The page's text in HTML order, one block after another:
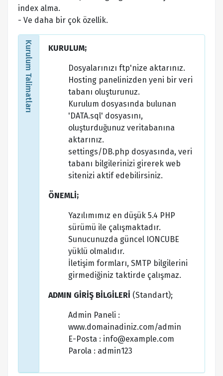
index alma.
- Ve daha bir çok özellik.
Kurulum Talimatları KURULUM;
Dosyalarınızı ftp'nize aktarınız.
Hosting panelinizden yeni bir veri
tabanı oluşturunuz.
Kurulum dosyasında bulunan
'DATA.sql' dosyasını,
oluşturduğunuz veritabanına
aktarınız.
settings/DB.php dosyasında, veri
tabanı bilgilerinizi girerek web
sitenizi aktif edebilirsiniz.
ÖNEMLİ;
Yazılımımız en düşük 5.4 PHP
sürümü ile çalışmaktadır.
Sunucunuzda güncel IONCUBE
yüklü olmalıdır.
İletişim formları, SMTP bilgilerini
girmediğiniz taktirde çalışmaz.
ADMIN GİRİŞ BİLGİLERİ (Standart);
Admin Paneli :
www.domainadiniz.com/admin
E-Posta : info@example.com
Parola : admin123